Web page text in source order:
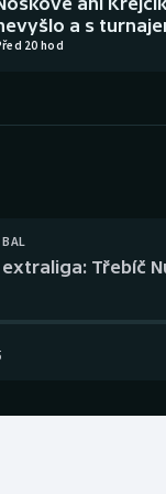
a s
20 hod
Třebíč